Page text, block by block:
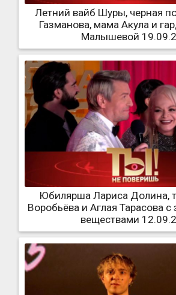
Летний вайб Шуры, черная
Газманова, мама Акула и
Малышевой
Юбилярша Лариса Долина,
Воробьёва и Аглая Тарасова
веществами